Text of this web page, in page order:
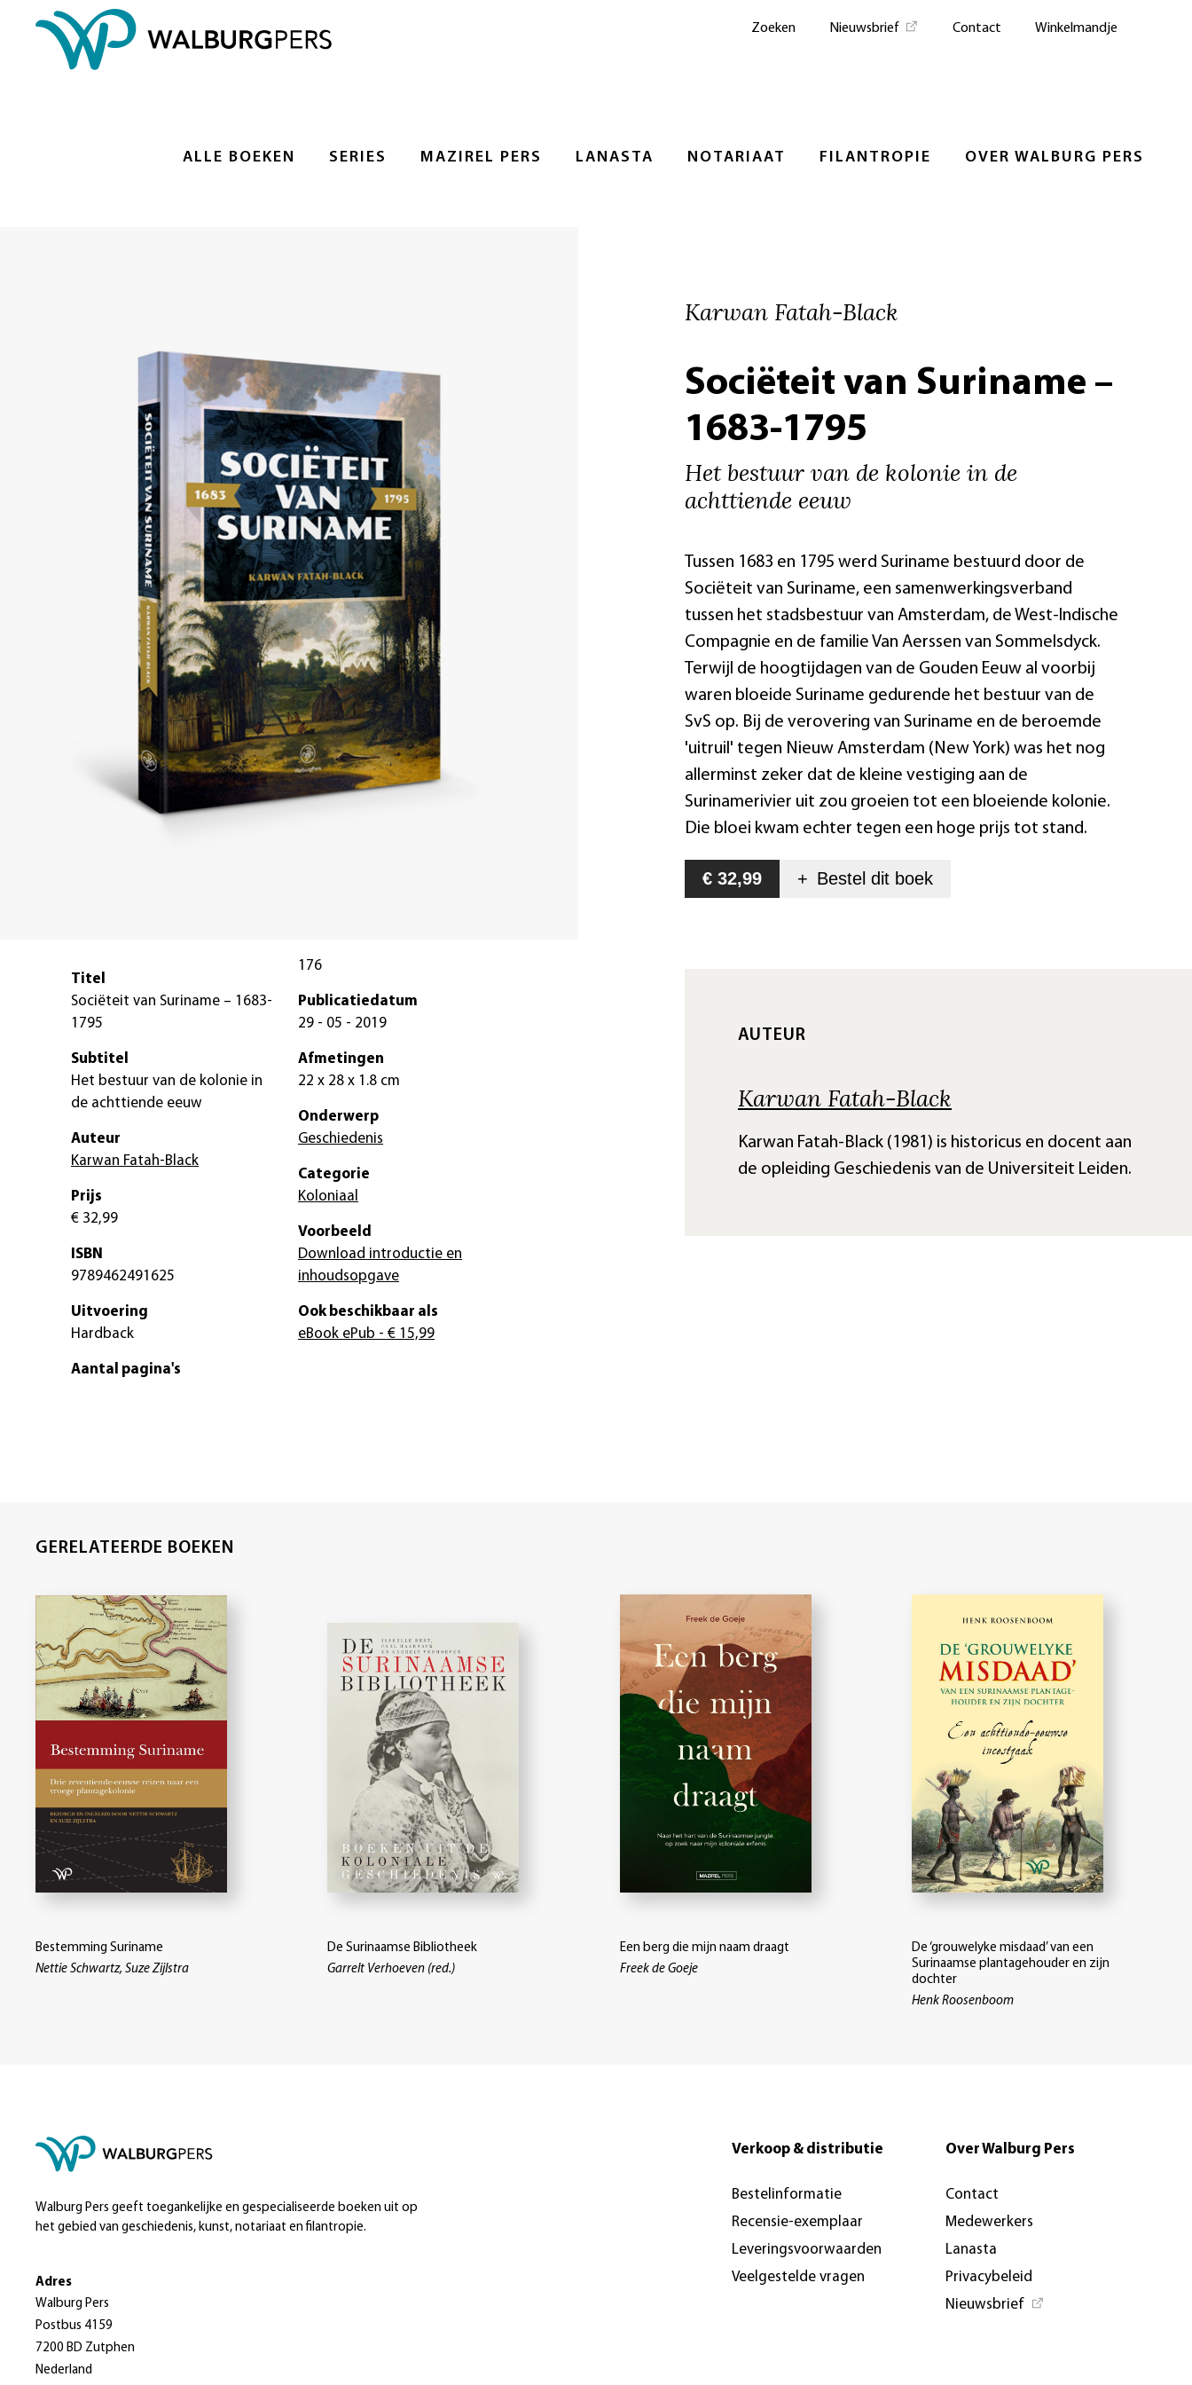
ALLE BOEKEN SERIES MAZIREL PERS LANASTA NOTARIAAT FILANTROPIE OVER WALBURG PERS
Zoeken Nieuwsbrief Contact Winkelmandje
Karwan Fatah-Black
Sociëteit van Suriname –
1683-1795
Het bestuur van de kolonie in de
achttiende eeuw
Tussen 1683 en 1795 werd Suriname bestuurd door de
Sociëteit van Suriname, een samenwerkingsverband
tussen het stadsbestuur van Amsterdam, de West-Indische
Compagnie en de familie Van Aerssen van Sommelsdyck.
Terwijl de hoogtijdagen van de Gouden Eeuw al voorbij
waren bloeide Suriname gedurende het bestuur van de
SvS op. Bij de verovering van Suriname en de beroemde
'uitruil' tegen Nieuw Amsterdam (New York) was het nog
allerminst zeker dat de kleine vestiging aan de
Surinamerivier uit zou groeien tot een bloeiende kolonie.
Die bloei kwam echter tegen een hoge prijs tot stand.
€ 32,99 + Bestel dit boek
AUTEUR
Karwan Fatah-Black
Karwan Fatah-Black (1981) is historicus en docent aan
de opleiding Geschiedenis van de Universiteit Leiden.
Titel
Sociëteit van Suriname – 1683-
1795
Subtitel
Het bestuur van de kolonie in
de achttiende eeuw
Auteur
Karwan Fatah-Black
Prijs
€ 32,99
ISBN
9789462491625
Uitvoering
Hardback
Aantal pagina's
176
Publicatiedatum
29 - 05 - 2019
Afmetingen
22 x 28 x 1.8 cm
Onderwerp
Geschiedenis
Categorie
Koloniaal
Voorbeeld
Download introductie en
inhoudsopgave
Ook beschikbaar als
eBook ePub - € 15,99
GERELATEERDE BOEKEN
Bestemming Suriname
Nettie Schwartz, Suze Zijlstra
De Surinaamse Bibliotheek
Garrelt Verhoeven (red.)
Een berg die mijn naam draagt
Freek de Goeje
De ‘grouwelyke misdaad’ van een
Surinaamse plantagehouder en zijn
dochter
Henk Roosenboom
Walburg Pers geeft toegankelijke en gespecialiseerde boeken uit op
het gebied van geschiedenis, kunst, notariaat en filantropie.
Adres
Walburg Pers
Postbus 4159
7200 BD Zutphen
Nederland
Verkoop & distributie
Bestelinformatie
Recensie-exemplaar
Leveringsvoorwaarden
Veelgestelde vragen
Over Walburg Pers
Contact
Medewerkers
Lanasta
Privacybeleid
Nieuwsbrief